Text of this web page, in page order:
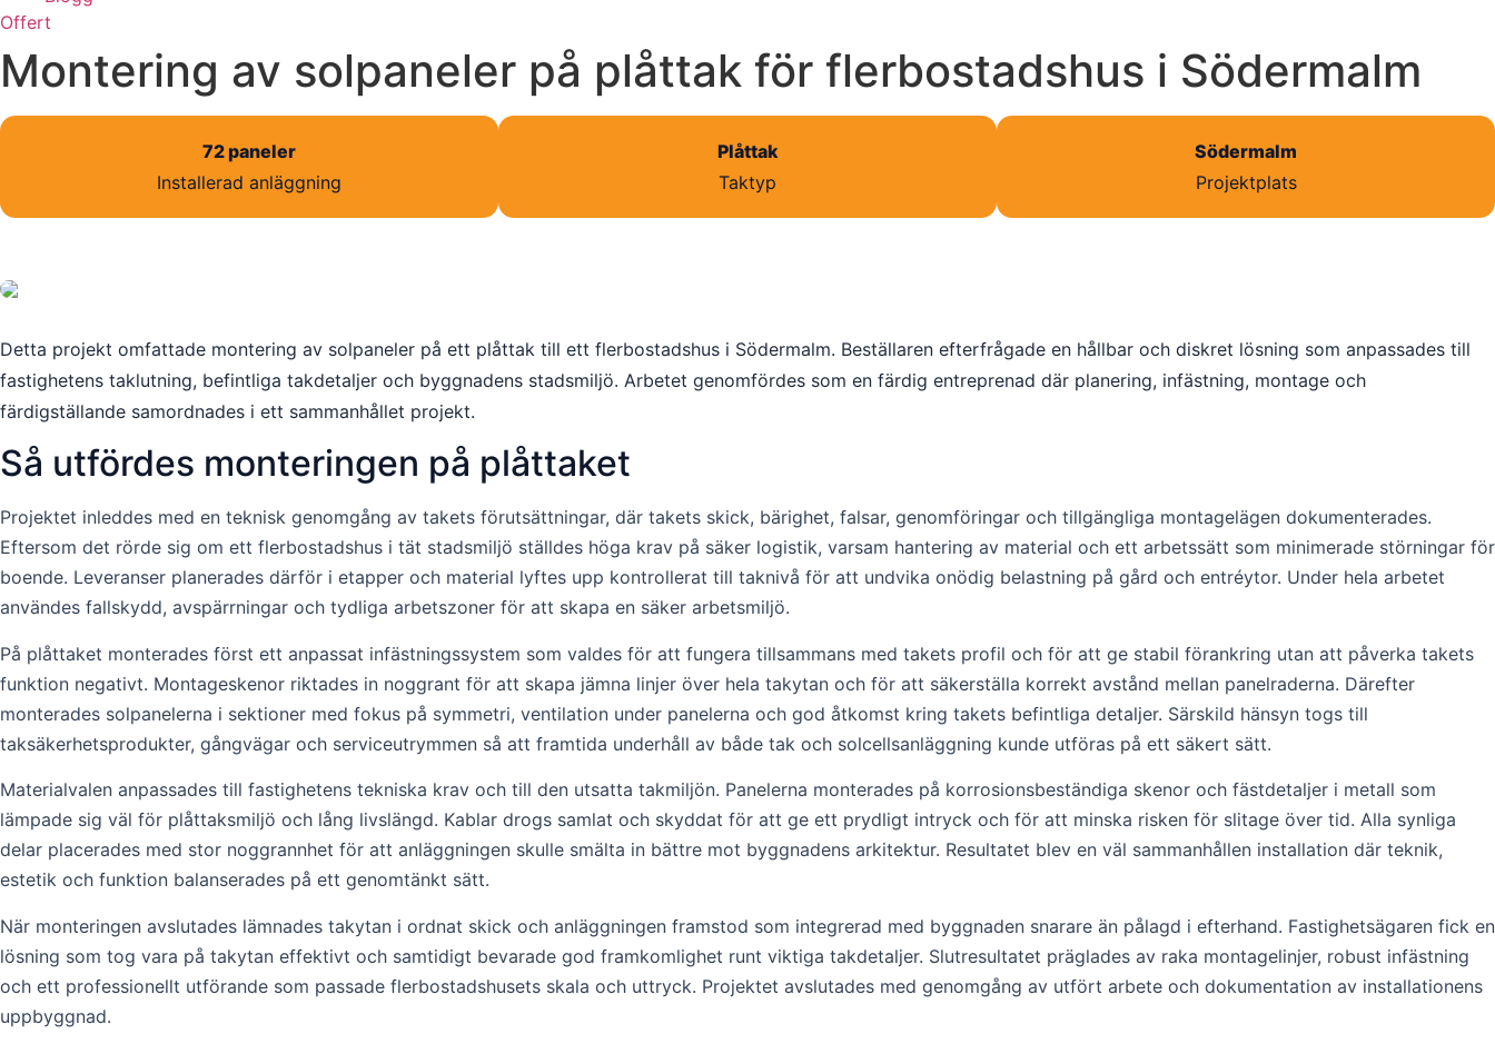
Offert
Montering av solpaneler på plåttak för flerbostadshus i Södermalm
72 paneler
Installerad anläggning
Plåttak
Taktyp
Södermalm
Projektplats
Detta projekt omfattade montering av solpaneler på ett plåttak till ett flerbostadshus i Södermalm. Beställaren efterfrågade en hållbar och diskret lösning som anpassades till
fastighetens taklutning, befintliga takdetaljer och byggnadens stadsmiljö. Arbetet genomfördes som en färdig entreprenad där planering, infästning, montage och
färdigställande samordnades i ett sammanhållet projekt.
Så utfördes monteringen på plåttaket
Projektet inleddes med en teknisk genomgång av takets förutsättningar, där takets skick, bärighet, falsar, genomföringar och tillgängliga montagelägen dokumenterades.
Eftersom det rörde sig om ett flerbostadshus i tät stadsmiljö ställdes höga krav på säker logistik, varsam hantering av material och ett arbetssätt som minimerade störningar för
boende. Leveranser planerades därför i etapper och material lyftes upp kontrollerat till taknivå för att undvika onödig belastning på gård och entréytor. Under hela arbetet
användes fallskydd, avspärrningar och tydliga arbetszoner för att skapa en säker arbetsmiljö.
På plåttaket monterades först ett anpassat infästningssystem som valdes för att fungera tillsammans med takets profil och för att ge stabil förankring utan att påverka takets
funktion negativt. Montageskenor riktades in noggrant för att skapa jämna linjer över hela takytan och för att säkerställa korrekt avstånd mellan panelraderna. Därefter
monterades solpanelerna i sektioner med fokus på symmetri, ventilation under panelerna och god åtkomst kring takets befintliga detaljer. Särskild hänsyn togs till
taksäkerhetsprodukter, gångvägar och serviceutrymmen så att framtida underhåll av både tak och solcellsanläggning kunde utföras på ett säkert sätt.
Materialvalen anpassades till fastighetens tekniska krav och till den utsatta takmiljön. Panelerna monterades på korrosionsbeständiga skenor och fästdetaljer i metall som
lämpade sig väl för plåttaksmiljö och lång livslängd. Kablar drogs samlat och skyddat för att ge ett prydligt intryck och för att minska risken för slitage över tid. Alla synliga
delar placerades med stor noggrannhet för att anläggningen skulle smälta in bättre mot byggnadens arkitektur. Resultatet blev en väl sammanhållen installation där teknik,
estetik och funktion balanserades på ett genomtänkt sätt.
När monteringen avslutades lämnades takytan i ordnat skick och anläggningen framstod som integrerad med byggnaden snarare än pålagd i efterhand. Fastighetsägaren fick en
lösning som tog vara på takytan effektivt och samtidigt bevarade god framkomlighet runt viktiga takdetaljer. Slutresultatet präglades av raka montagelinjer, robust infästning
och ett professionellt utförande som passade flerbostadshusets skala och uttryck. Projektet avslutades med genomgång av utfört arbete och dokumentation av installationens
uppbyggnad.